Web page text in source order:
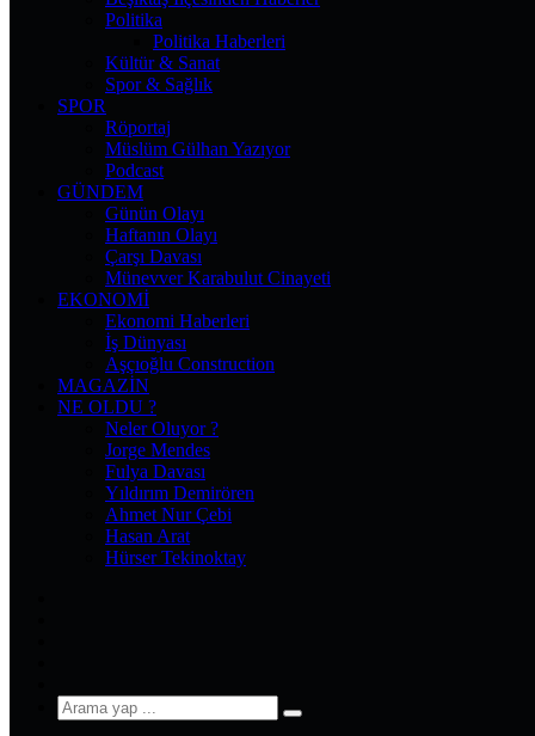
Politika
Politika Haberleri
Kültür & Sanat
Spor & Sağlık
SPOR
Röportaj
Müslüm Gülhan Yazıyor
Podcast
GÜNDEM
Günün Olayı
Haftanın Olayı
Çarşı Davası
Münevver Karabulut Cinayeti
EKONOMI
Ekonomi Haberleri
İş Dünyası
Aşçıoğlu Construction
MAGAZIN
NE OLDU ?
Neler Oluyor ?
Jorge Mendes
Fulya Davası
Yıldırım Demirören
Ahmet Nur Çebi
Hasan Arat
Hürser Tekinoktay
Arama